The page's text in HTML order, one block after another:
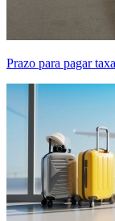
Prazo para pagar